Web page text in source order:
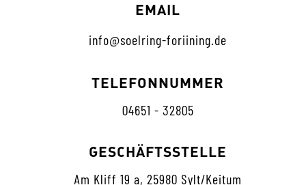
EMAIL
info@soelring-foriining.de
TELEFONNUMMER
04651 - 32805
GESCHÄFTSSTELLE
Am Kliff 19 a, 25980 Sylt/Keitum